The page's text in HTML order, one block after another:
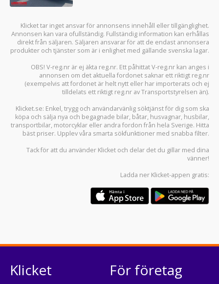
Klicket tar inget ansvar för annonsens innehåll eller tillgänglighet.
Annonsen kan vara ofullständig. Fullständig information kan erhållas
direkt från säljaren. Säljaren ansvarar för att de endast annonsera
produkter och tjänster som är i enlighet med gällande svenska lagar.
OBS! V-reg.nr är ej äkta reg.nr. Ett påhittat V-reg.nr kan anges i
annonsen om det aktuella fordonet saknar ett riktigt reg.nr
(exempelvis att fordonet är helt nytt eller har importerats och ej
tilldelats ett riktigt reg.nr av Transportstyrelsen än).
Klicket.se: Enkel, trygg och användarvänlig söktjänst för dig som ska
köpa och sälja nya och begagnade bilar, båtar, husvagnar, husbilar,
transportbilar, motorcyklar eller andra fordon från hela Sverige. Hitta
bäst priser. Upplev våra smarta sökfunktioner med snabba filter.
Tack för att du använder Klicket och delar det du gillar med dina
vänner!
Ladda ner Klicket-appen gratis:
Klicket För företag